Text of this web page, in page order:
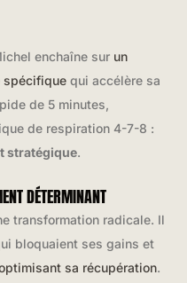
enchaîne sur un
spécifique qui accélère sa
de 5 minutes,
de respiration 4-7-8 :
stratégique.
DÉTERMINANT
transformation radicale. Il
bloquaient ses gains et
sa récupération.